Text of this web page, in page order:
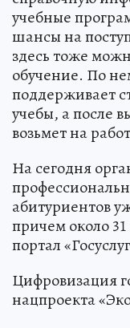
учебные
шансы на
здесь тоже
обучение. По
поддерживает
учебы, а после
возьмет на
На сегодня
абитуриентов
причем около
портал
Цифровизация
нацпроекта